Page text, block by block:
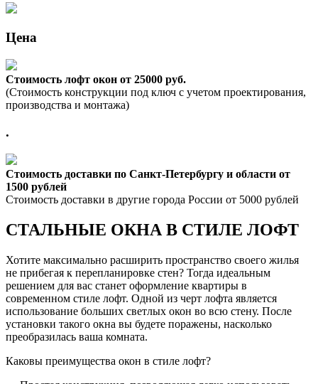
Цена
Стоимость лофт окон от 25000 руб.
(Стоимость конструкции под ключ с учетом проектирования,
производства и монтажа)
.
Стоимость доставки по Санкт-Петербургу и области от
1500 рублей
Стоимость доставки в другие города России от 5000 рублей
СТАЛЬНЫЕ ОКНА В СТИЛЕ ЛОФТ
Хотите максимально расширить пространство своего жилья
не прибегая к перепланировке стен? Тогда идеальным
решением для вас станет оформление квартиры в
современном стиле лофт. Одной из черт лофта является
использование больших светлых окон во всю стену. После
установки такого окна вы будете поражены, насколько
преобразилась ваша комната.
Каковы преимущества окон в стиле лофт?